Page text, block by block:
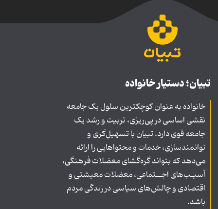
تبیان؛ دستیار خانواده
خانواده به عنوان کوچکترین سلول یک جامعه
نقشی اساسی در پی‌ریزی، تربیت و رشد یک
جامعه قوی دارد. تبیان با تسهیل‌گری و
توانمندسازی، خدمات و محتواهایی را ارائه
می‌دهد که بتواند گره‌گشای معضلات فرهنگی،
آسیـب‌های اجــتماعی، معضلات معیشتی و
اقتصادی و چالش‌های سیاسی در زندگی مردم
باشد.